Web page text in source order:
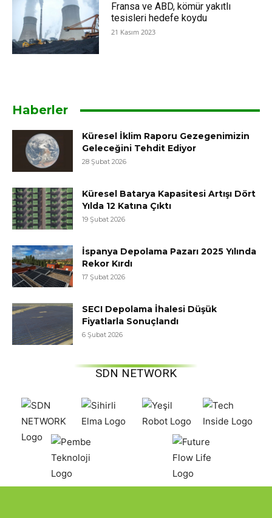
Fransa ve ABD, kömür yakıtlı
tesisleri hedefe koydu
21 Kasım 2023
Haberler
Küresel İklim Raporu Gezegenimizin
Geleceğini Tehdit Ediyor
28 Şubat 2026
Küresel Batarya Kapasitesi Artışı Dört
Yılda 12 Katına Çıktı
19 Şubat 2026
İspanya Depolama Pazarı 2025 Yılında
Rekor Kırdı
17 Şubat 2026
SECI Depolama İhalesi Düşük
Fiyatlarla Sonuçlandı
6 Şubat 2026
SDN NETWORK